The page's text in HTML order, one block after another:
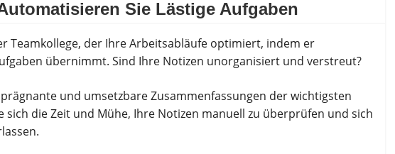
Sie Lästige Aufgaben
Teamkollege, der Ihre Arbeitsabläufe optimiert, indem er
übernimmt. Sind Ihre Notizen unorganisiert und verstreut?
und umsetzbare Zusammenfassungen der wichtigsten
sich die Zeit und Mühe, Ihre Notizen manuell zu überprüfen und sich